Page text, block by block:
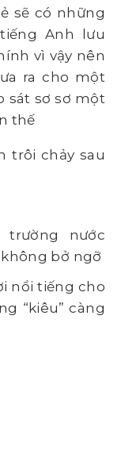
sẽ có những
Anh lưu
vì vậy nên
ra cho một
sát sơ sơ một
thế
trôi chảy sau
trường nước
bở ngỡ
nổi tiếng cho
“kiêu” càng